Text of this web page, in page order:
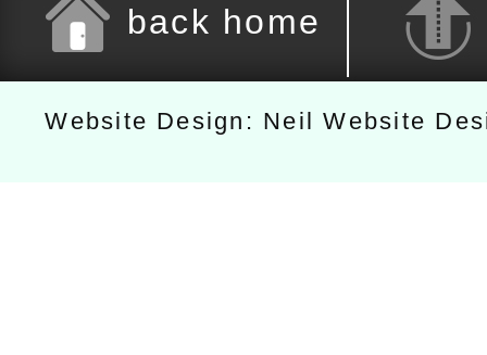
back home
Website Design: Neil Website